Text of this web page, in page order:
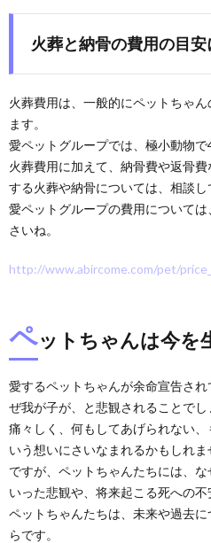
火葬と納骨の費用の目安
火葬費用は、一般的にペットちゃ
ます。
愛ペットグループでは、極小動物で
火葬費用に加えて、納骨費や返骨
する火葬や納骨については、相談し
愛ペットグループの費用について
さいね。
http://www.abircome.com/pet/
ペットちゃんは今を
愛するペットちゃんが余命宣告さ
ぜ我が子が、と悲観されることで
痛々しく、何もしてあげられない
いう想いにさいなまれるかもしれま
ですが、ペットちゃんたちには、
いった悲観や、将来起こる死への不
ペットちゃんたちは、未来や過去
らです。